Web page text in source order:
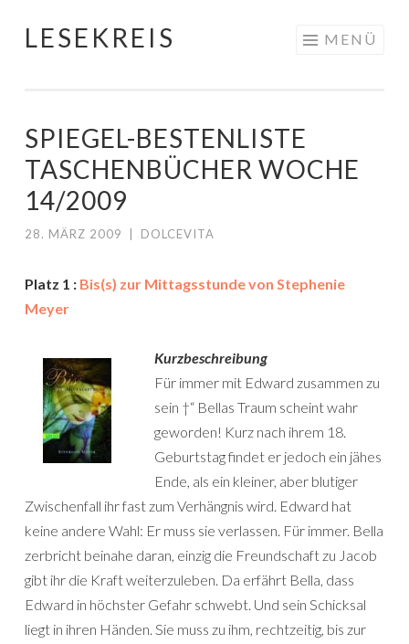
Springe
LESEKREIS MENÜ
SPIEGEL-BESTENLISTE
TASCHENBÜCHER WOCHE
14/2009
28. MÄRZ 2009 DOLCEVITA
Platz 1 : Bis(s) zur Mittagsstunde von Stephenie
Meyer
Kurzbeschreibung
Für immer mit Edward zusammen zu
sein †“ Bellas Traum scheint wahr
geworden! Kurz nach ihrem 18.
Geburtstag findet er jedoch ein jähes
Ende, als ein kleiner, aber blutiger
Zwischenfall ihr fast zum Verhängnis wird. Edward hat
keine andere Wahl: Er muss sie verlassen. Für immer. Bella
zerbricht beinahe daran, einzig die Freundschaft zu Jacob
gibt ihr die Kraft weiterzuleben. Da erfährt Bella, dass
Edward in höchster Gefahr schwebt. Und sein Schicksal
liegt in ihren Händen. Sie muss zu ihm, rechtzeitig, bis zur